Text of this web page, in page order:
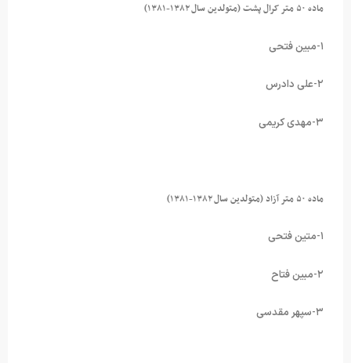
ماده ۵۰ متر کرال پشت (متولدین سال ۱۳۸۲-۱۳۸۱)
۲-علی دادرس
۳-مهدی کریمی
ماده ۵۰ متر آزاد (متولدین سال ۱۳۸۲-۱۳۸۱)
۲-مبین فتاح
۳-سپهر مقدسی